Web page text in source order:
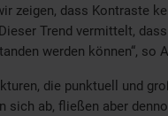
zeigen, dass Kontraste
Trend vermittelt,
werden können“, so
die punktuell und
ab, fließen aber